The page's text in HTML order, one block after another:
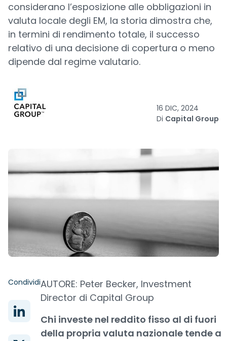
considerano l’esposizione alle obbligazioni in
valuta locale degli EM, la storia dimostra che,
in termini di rendimento totale, il successo
relativo di una decisione di copertura o meno
dipende dal regime valutario.
16 DIC, 2024
Di Capital Group
CondividiAUTORE: Peter Becker, Investment
Director di Capital Group
Chi investe nel reddito fisso al di fuori
della propria valuta nazionale tende a